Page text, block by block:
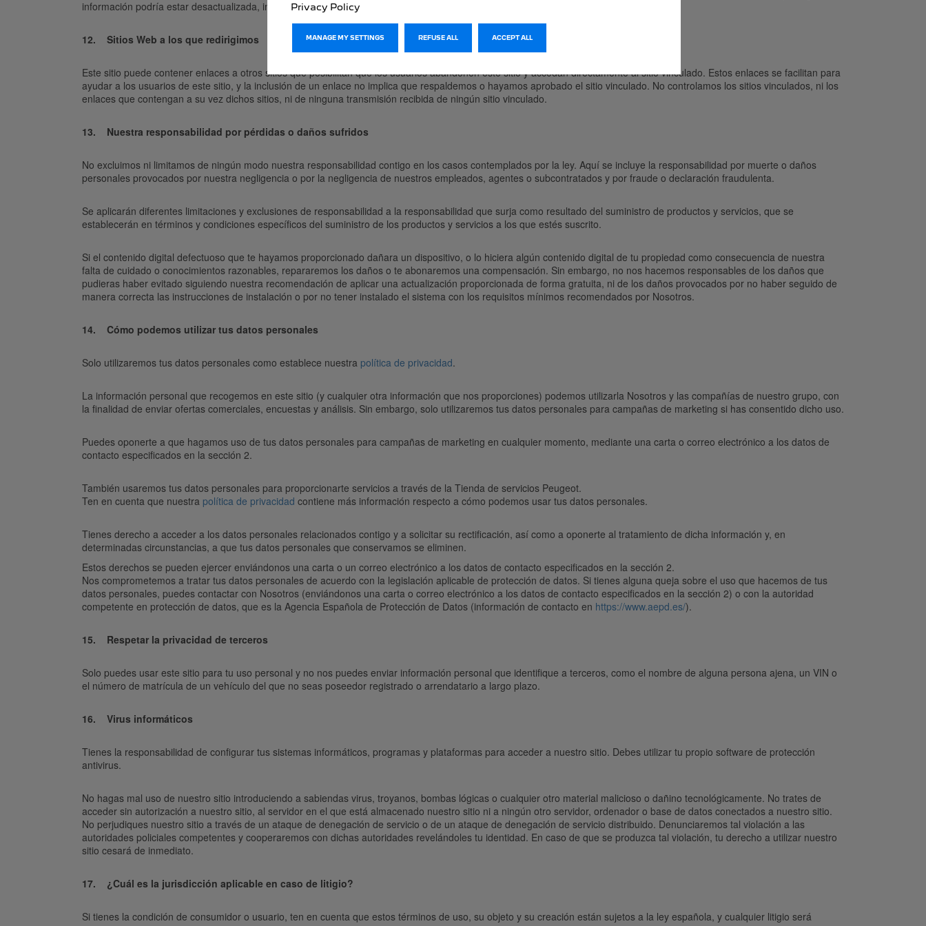
información podría estar desactualizada, inexacta o incompleta.
12. Sitios Web a los que redirigimos
Este sitio puede contener enlaces a otros sitios que posibilitan que los usuarios abandonen este sitio y accedan directamente al sitio vinculado. Estos enlaces se facilitan para
ayudar a los usuarios de este sitio, y la inclusión de un enlace no implica que respaldemos o hayamos aprobado el sitio vinculado. No controlamos los sitios vinculados, ni los
enlaces que contengan a su vez dichos sitios, ni de ninguna transmisión recibida de ningún sitio vinculado.
13. Nuestra responsabilidad por pérdidas o daños sufridos
No excluimos ni limitamos de ningún modo nuestra responsabilidad contigo en los casos contemplados por la ley. Aquí se incluye la responsabilidad por muerte o daños
personales provocados por nuestra negligencia o por la negligencia de nuestros empleados, agentes o subcontratados y por fraude o declaración fraudulenta.
Se aplicarán diferentes limitaciones y exclusiones de responsabilidad a la responsabilidad que surja como resultado del suministro de productos y servicios, que se
establecerán en términos y condiciones específicos del suministro de los productos y servicios a los que estés suscrito.
Si el contenido digital defectuoso que te hayamos proporcionado dañara un dispositivo, o lo hiciera algún contenido digital de tu propiedad como consecuencia de nuestra
falta de cuidado o conocimientos razonables, repararemos los daños o te abonaremos una compensación. Sin embargo, no nos hacemos responsables de los daños que
pudieras haber evitado siguiendo nuestra recomendación de aplicar una actualización proporcionada de forma gratuita, ni de los daños provocados por no haber seguido de
manera correcta las instrucciones de instalación o por no tener instalado el sistema con los requisitos mínimos recomendados por Nosotros.
14. Cómo podemos utilizar tus datos personales
Solo utilizaremos tus datos personales como establece nuestra política de privacidad.
La información personal que recogemos en este sitio (y cualquier otra información que nos proporciones) podemos utilizarla Nosotros y las compañías de nuestro grupo, con
la finalidad de enviar ofertas comerciales, encuestas y análisis. Sin embargo, solo utilizaremos tus datos personales para campañas de marketing si has consentido dicho uso.
Puedes oponerte a que hagamos uso de tus datos personales para campañas de marketing en cualquier momento, mediante una carta o correo electrónico a los datos de
contacto especificados en la sección 2.
También usaremos tus datos personales para proporcionarte servicios a través de la Tienda de servicios Peugeot.
Ten en cuenta que nuestra política de privacidad contiene más información respecto a cómo podemos usar tus datos personales.
Tienes derecho a acceder a los datos personales relacionados contigo y a solicitar su rectificación, así como a oponerte al tratamiento de dicha información y, en
determinadas circunstancias, a que tus datos personales que conservamos se eliminen.
Estos derechos se pueden ejercer enviándonos una carta o un correo electrónico a los datos de contacto especificados en la sección 2.
Nos comprometemos a tratar tus datos personales de acuerdo con la legislación aplicable de protección de datos. Si tienes alguna queja sobre el uso que hacemos de tus
datos personales, puedes contactar con Nosotros (enviándonos una carta o correo electrónico a los datos de contacto especificados en la sección 2) o con la autoridad
competente en protección de datos, que es la Agencia Española de Protección de Datos (información de contacto en https://www.aepd.es/).
15. Respetar la privacidad de terceros
Solo puedes usar este sitio para tu uso personal y no nos puedes enviar información personal que identifique a terceros, como el nombre de alguna persona ajena, un VIN o
el número de matrícula de un vehículo del que no seas poseedor registrado o arrendatario a largo plazo.
16. Virus informáticos
Tienes la responsabilidad de configurar tus sistemas informáticos, programas y plataformas para acceder a nuestro sitio. Debes utilizar tu propio software de protección
antivirus.
No hagas mal uso de nuestro sitio introduciendo a sabiendas virus, troyanos, bombas lógicas o cualquier otro material malicioso o dañino tecnológicamente. No trates de
acceder sin autorización a nuestro sitio, al servidor en el que está almacenado nuestro sitio ni a ningún otro servidor, ordenador o base de datos conectados a nuestro sitio.
No perjudiques nuestro sitio a través de un ataque de denegación de servicio o de un ataque de denegación de servicio distribuido. Denunciaremos tal violación a las
autoridades policiales competentes y cooperaremos con dichas autoridades revelándoles tu identidad. En caso de que se produzca tal violación, tu derecho a utilizar nuestro
sitio cesará de inmediato.
17. ¿Cuál es la jurisdicción aplicable en caso de litigio?
Si tienes la condición de consumidor o usuario, ten en cuenta que estos términos de uso, su objeto y su creación están sujetos a la ley española, y cualquier litigio será
Privacy Policy
MANAGE MY SETTINGS ACCEPT ALL
REFUSE ALL